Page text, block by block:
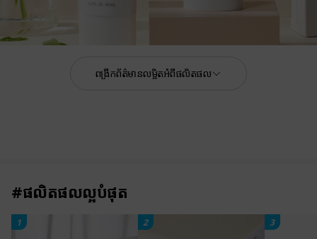
materials and ingredients
4 major technologies
ពង្រីកព័ត៌មានលម្អិតអំពីផលិតផល
#ផលិតផលល្អបំផុត
1 2 3